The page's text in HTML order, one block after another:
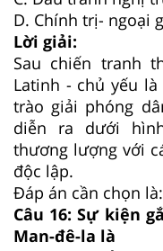
D. Chính trị- ngoại
Lời giải:
Sau chiến tranh
Latinh - chủ yếu
trào giải phóng
diễn ra dưới
thương lượng với
độc lập.
Đáp án cần chọn
Câu 16:Sự kiện
Man-đê-la là